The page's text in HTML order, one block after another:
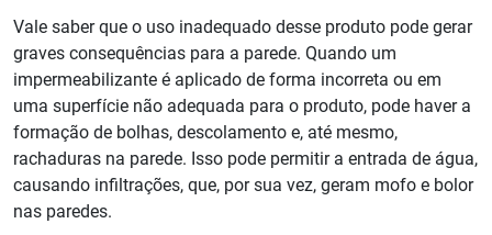
Vale saber que o uso inadequado desse produto pode gerar
graves consequências para a parede. Quando um
impermeabilizante é aplicado de forma incorreta ou em
uma superfície não adequada para o produto, pode haver a
formação de bolhas, descolamento e, até mesmo,
rachaduras na parede. Isso pode permitir a entrada de água,
causando infiltrações, que, por sua vez, geram mofo e bolor
nas paredes.